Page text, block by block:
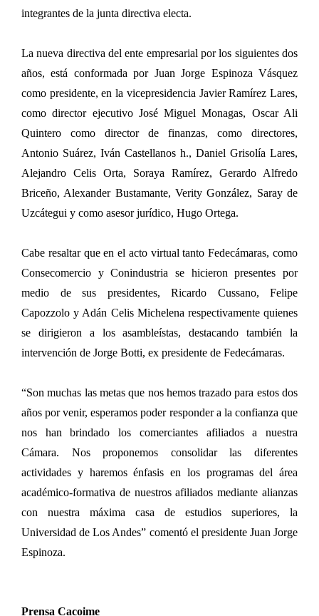
integrantes de la junta directiva electa.
La nueva directiva del ente empresarial por los siguientes dos
años, está conformada por Juan Jorge Espinoza Vásquez
como presidente, en la vicepresidencia Javier Ramírez Lares,
como director ejecutivo José Miguel Monagas, Oscar Ali
Quintero como director de finanzas, como directores,
Antonio Suárez, Iván Castellanos h., Daniel Grisolía Lares,
Alejandro Celis Orta, Soraya Ramírez, Gerardo Alfredo
Briceño, Alexander Bustamante, Verity González, Saray de
Uzcátegui y como asesor jurídico, Hugo Ortega.
Cabe resaltar que en el acto virtual tanto Fedecámaras, como
Consecomercio y Conindustria se hicieron presentes por
medio de sus presidentes, Ricardo Cussano, Felipe
Capozzolo y Adán Celis Michelena respectivamente quienes
se dirigieron a los asambleístas, destacando también la
intervención de Jorge Botti, ex presidente de Fedecámaras.
“Son muchas las metas que nos hemos trazado para estos dos
años por venir, esperamos poder responder a la confianza que
nos han brindado los comerciantes afiliados a nuestra
Cámara. Nos proponemos consolidar las diferentes
actividades y haremos énfasis en los programas del área
académico-formativa de nuestros afiliados mediante alianzas
con nuestra máxima casa de estudios superiores, la
Universidad de Los Andes” comentó el presidente Juan Jorge
Espinoza.
Prensa Cacoime